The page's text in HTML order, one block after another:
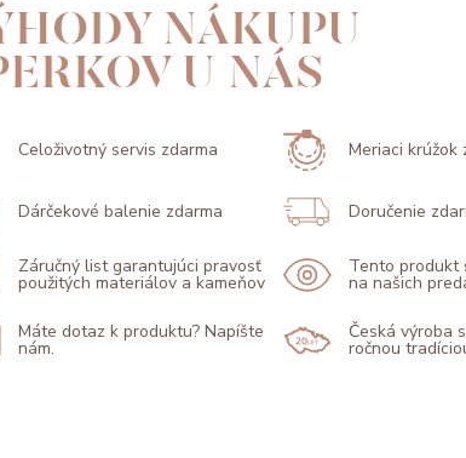
NÁKUPU
U NÁS
Celoživotný servis zdarma Meriaci krúžok
Dárčekové balenie zdarma Doručenie
Záručný list garantujúci pravosť
použitých materiálov a kameňov
Tento produkt
na našich
Máte dotaz k produktu? Napíšte
nám.
Česká výroba
ročnou